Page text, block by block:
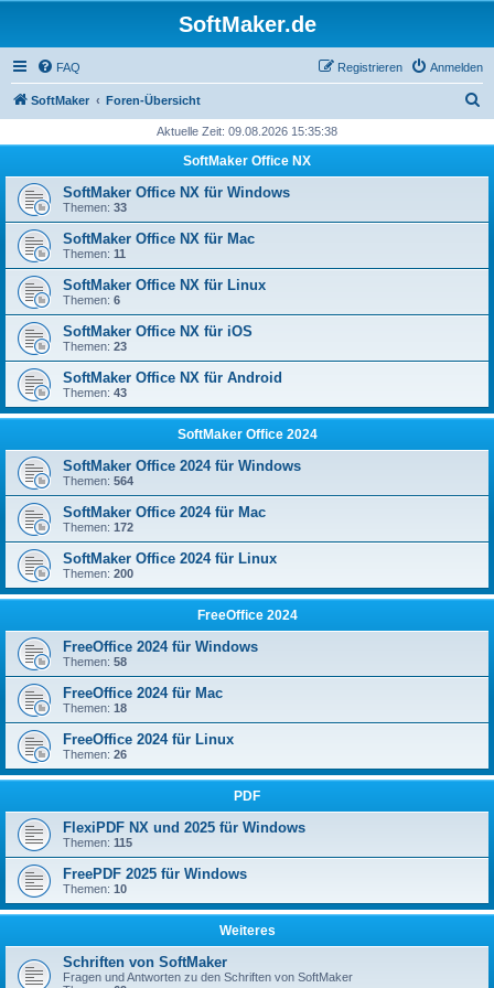
SoftMaker.de
FAQ Anmelden
Registrieren
SoftMaker Foren-Übersicht
h
Aktuelle Zeit: 09.08.2026 15:35:38
SoftMaker Office NX
SoftMaker Office NX für Windows
Themen: 33
SoftMaker Office NX für Mac
Themen: 11
SoftMaker Office NX für Linux
Themen: 6
SoftMaker Office NX für iOS
Themen: 23
SoftMaker Office NX für Android
Themen: 43
SoftMaker Office 2024
SoftMaker Office 2024 für Windows
Themen: 564
SoftMaker Office 2024 für Mac
Themen: 172
SoftMaker Office 2024 für Linux
Themen: 200
FreeOffice 2024
FreeOffice 2024 für Windows
Themen: 58
FreeOffice 2024 für Mac
Themen: 18
FreeOffice 2024 für Linux
Themen: 26
PDF
FlexiPDF NX und 2025 für Windows
Themen: 115
FreePDF 2025 für Windows
Themen: 10
Weiteres
Schriften von SoftMaker
Fragen und Antworten zu den Schriften von SoftMaker